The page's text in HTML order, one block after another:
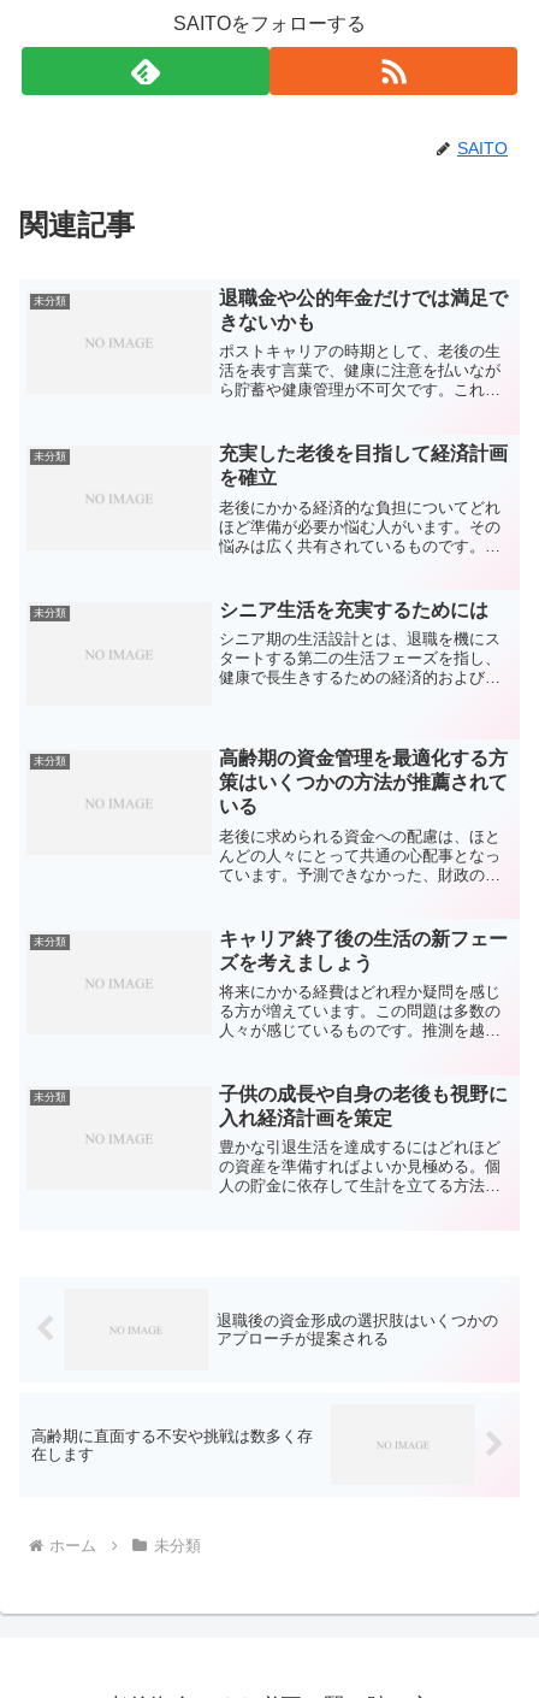
SAITOをフォローする
SAITO
関連記事
未分類
退職金や公的年金だけでは満足で
きないかも
ポストキャリアの時期として、老後の生
活を表す言葉で、健康に注意を払いなが
ら貯蓄や健康管理が不可欠です。これは
す。適切な身体活動、適正な栄養摂取、
周期的な健康診断を通じて...
未分類
充実した老後を目指して経済計画
を確立
老後にかかる経済的な負担についてどれ
ほど準備が必要か悩む人がいます。その
悩みは広く共有されているものです。予
金額が予定よりも増加することがありま
す。快適で安心な晩年を過...
未分類 シニア生活を充実するためには
シニア期の生活設計とは、退職を機にス
タートする第二の生活フェーズを指し、
健康で長生きするための経済的および健
動、均衡取れた食生活、定...
未分類
高齢期の資金管理を最適化する方
策はいくつかの方法が推薦されて
いる
老後に求められる資金への配慮は、ほと
んどの人々にとって共通の心配事となっ
ています。予測できなかった、財政の管
や社会保障だけでは不足感が残ります。
高齢期の資金管理を最適化...
未分類
キャリア終了後の生活の新フェー
ズを考えましょう
将来にかかる経費はどれ程か疑問を感じ
る方が増えています。この問題は多数の
人々が感じているものです。推測を越え
目指すには、退職金や年金だけで足りる
生活は望むべくもないでし...
未分類
子供の成長や自身の老後も視野に
入れ経済計画を策定
豊かな引退生活を達成するにはどれほど
の資産を準備すればよいか見極める。個
人の貯金に依存して生計を立てる方法を
退職後の資金形成の選択肢はいくつかの
アプローチが提案される
高齢期に直面する不安や挑戦は数多く存
在します
ホーム 未分類